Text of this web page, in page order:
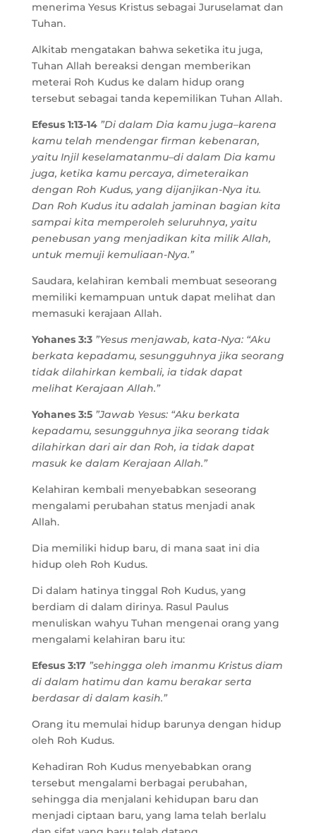
menerima Yesus Kristus sebagai Juruselamat dan
Tuhan.
Alkitab mengatakan bahwa seketika itu juga,
Tuhan Allah bereaksi dengan memberikan
meterai Roh Kudus ke dalam hidup orang
tersebut sebagai tanda kepemilikan Tuhan Allah.
Efesus 1:13-14 ”Di dalam Dia kamu juga–karena
kamu telah mendengar firman kebenaran,
yaitu Injil keselamatanmu–di dalam Dia kamu
juga, ketika kamu percaya, dimeteraikan
dengan Roh Kudus, yang dijanjikan-Nya itu.
Dan Roh Kudus itu adalah jaminan bagian kita
sampai kita memperoleh seluruhnya, yaitu
penebusan yang menjadikan kita milik Allah,
untuk memuji kemuliaan-Nya.”
Saudara, kelahiran kembali membuat seseorang
memiliki kemampuan untuk dapat melihat dan
memasuki kerajaan Allah.
Yohanes 3:3 ”Yesus menjawab, kata-Nya: “Aku
berkata kepadamu, sesungguhnya jika seorang
tidak dilahirkan kembali, ia tidak dapat
melihat Kerajaan Allah.”
Yohanes 3:5 ”Jawab Yesus: “Aku berkata
kepadamu, sesungguhnya jika seorang tidak
dilahirkan dari air dan Roh, ia tidak dapat
masuk ke dalam Kerajaan Allah.”
Kelahiran kembali menyebabkan seseorang
mengalami perubahan status menjadi anak
Allah.
Dia memiliki hidup baru, di mana saat ini dia
hidup oleh Roh Kudus.
Di dalam hatinya tinggal Roh Kudus, yang
berdiam di dalam dirinya. Rasul Paulus
menuliskan wahyu Tuhan mengenai orang yang
mengalami kelahiran baru itu:
Efesus 3:17 ”sehingga oleh imanmu Kristus diam
di dalam hatimu dan kamu berakar serta
berdasar di dalam kasih.”
Orang itu memulai hidup barunya dengan hidup
oleh Roh Kudus.
Kehadiran Roh Kudus menyebabkan orang
tersebut mengalami berbagai perubahan,
sehingga dia menjalani kehidupan baru dan
menjadi ciptaan baru, yang lama telah berlalu